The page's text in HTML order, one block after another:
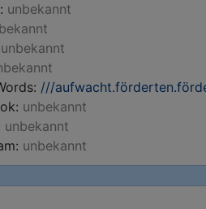
unbekannt
unbekannt
///
unbekannt
unbekannt
unbekannt